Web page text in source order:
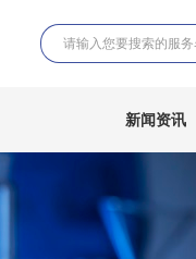
新闻资讯